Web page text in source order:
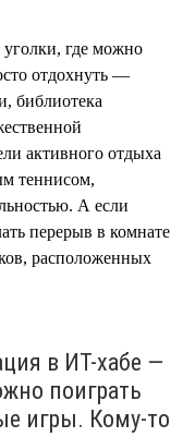
где можно
отдохнуть —
библиотека
активного отдыха
теннисом,
А если
перерыв в комнате
расположенных
в ИТ-хабе —
поиграть
игры. Кому-то